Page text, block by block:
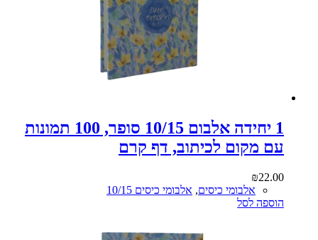
1 יחידה אלבום 10/15 סופר, 100 תמונות
עם מקום לכיתוב, דף קרם
₪22.00
אלבומי כיסים, אלבומי כיסים 10/15
הוספה לסל